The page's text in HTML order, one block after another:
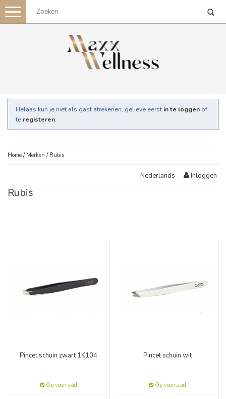
Toggle
navigation
Helaas kun je niet als gast afrekenen, gelieve eerst in te loggen of
te registeren.
Home / Merken / Rubis
Nederlands Inloggen
Rubis
Pincet schuin zwart 1K104
Op voorraad
Pincet schuin wit
Op voorraad